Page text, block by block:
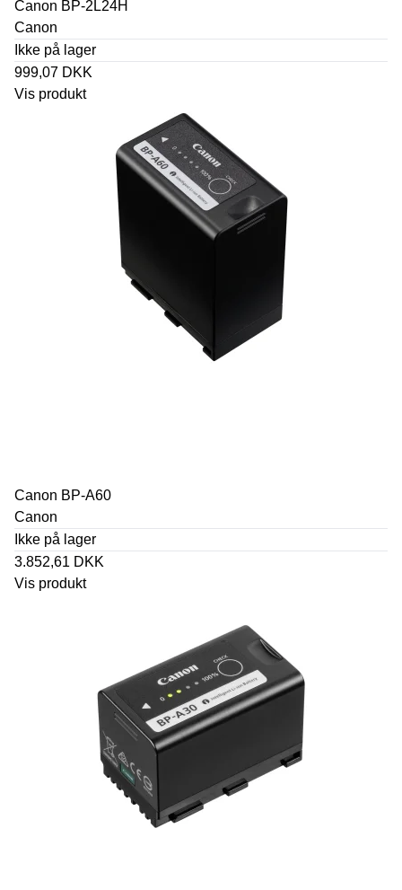
Canon BP-2L24H
Canon
Ikke på lager
999,07 DKK
Vis produkt
Canon BP-A60
Canon
Ikke på lager
3.852,61 DKK
Vis produkt